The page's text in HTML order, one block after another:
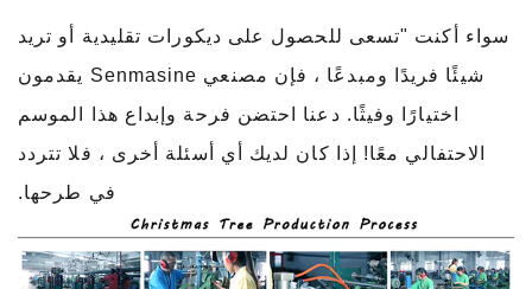
سواء أكنت "تسعى للحصول على ديكورات تقليدية أو تريد
شيئًا فريدًا ومبدعًا ، فإن مصنعي Senmasine يقدمون
اختيارًا وفيثًا. دعنا احتضن فرحة وإبداع هذا الموسم
الاحتفالي معًا! إذا كان لديك أي أسئلة أخرى ، فلا تتردد
في طرحها.